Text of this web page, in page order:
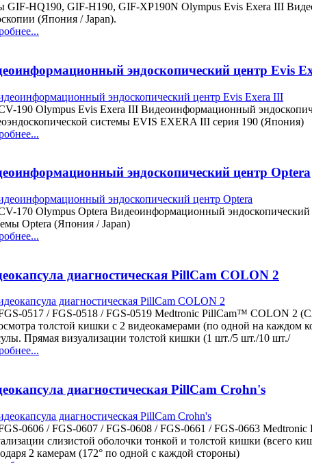
GIF-HQ190, GIF-H190, GIF-XP190N Olympus Evis Exera III
(Япония / Japan).
эндоскопический центр Evis
190 Olympus Evis Exera III Видеоинформационный
системы EVIS EXERA III серия 190 (Япония)
эндоскопический центр Optera
170 Olympus Optera Видеоинформационный
Optera (Япония / Japan)
диагностическая PillCam COLON 2
0517 / FGS-0518 / FGS-0519 Medtronic PillCam™ COLON 2
толстой кишки с 2 видеокамерами (по одной на каждом
Прямая визуализации толстой кишки (1 шт./5 шт./10 шт./
диагностическая PillCam Crohn's
0606 / FGS-0607 / FGS-0608 / FGS-0661 / FGS-0663
слизистой оболочки тонкой и толстой кишки (всего
2 камерам (172° по одной с каждой стороны)